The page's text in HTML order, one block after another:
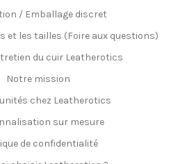
/ Emballage discret
et les tailles (Foire aux questions)
du cuir Leatherotics
Notre mission
chez Leatherotics
sur mesure
de confidentialité